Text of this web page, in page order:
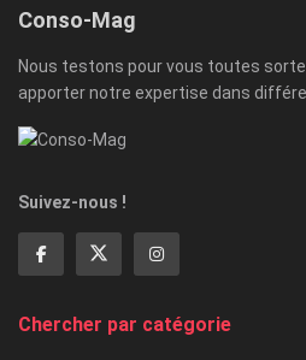
Conso-Mag
Nous testons pour vous toutes
apporter notre expertise dans
Suivez-nous !
Chercher par catégorie